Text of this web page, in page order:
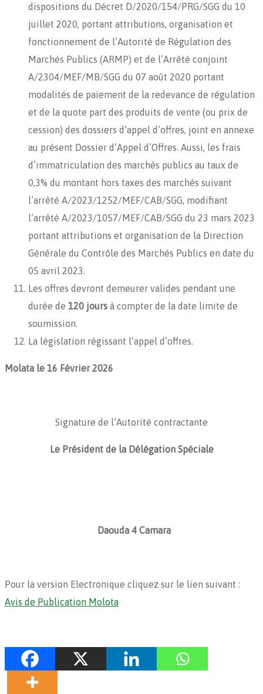
dispositions du Décret D/2020/154/PRG/SGG du 10
juillet 2020, portant attributions, organisation et
fonctionnement de l’Autorité de Régulation des
Marchés Publics (ARMP) et de l’Arrêté conjoint
A/2304/MEF/MB/SGG du 07 août 2020 portant
modalités de paiement de la redevance de régulation
et de la quote part des produits de vente (ou prix de
cession) des dossiers d’appel d’offres, joint en annexe
au présent Dossier d’Appel d’Offres. Aussi, les frais
d’immatriculation des marchés publics au taux de
0,3% du montant hors taxes des marchés suivant
l’arrêté A/2023/1252/MEF/CAB/SGG, modifiant
l’arrêté A/2023/1057/MEF/CAB/SGG du 23 mars 2023
portant attributions et organisation de la Direction
Générale du Contrôle des Marchés Publics en date du
05 avril 2023.
Les offres devront demeurer valides pendant une
durée de 120 jours à compter de la date limite de
soumission.
La législation régissant l’appel d’offres.
Molata le 16 Février 2026
Signature de l’Autorité contractante
Le Président de la Délégation Spéciale
Daouda 4 Camara
Pour la version Electronique cliquez sur le lien suivant :
Avis de Publication Molota